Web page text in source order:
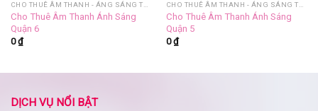
CHO THUÊ ÂM THANH - ÁNG SÁNG TRỌN GÓI
Cho Thuê Âm Thanh Ánh Sáng
Quận 6
0₫
CHO THUÊ ÂM THANH - ÁNG SÁNG TRỌN GÓI
Cho Thuê Âm Thanh Ánh Sáng
Quận 5
0₫
DỊCH VỤ NỔI BẬT